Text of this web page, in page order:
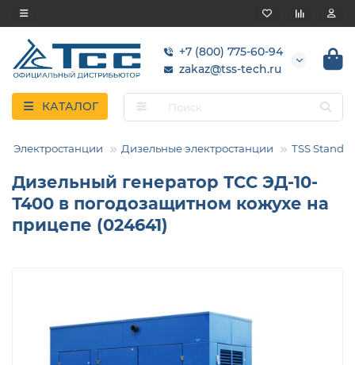
+7 (800) 775-60-94
zakaz@tss-tech.ru
КАТАЛОГ
Электростанции Дизельные электростанции TSS
Дизельный генератор ТСС ЭД-10-
Т400 в погодозащитном кожухе на
прицепе (024641)